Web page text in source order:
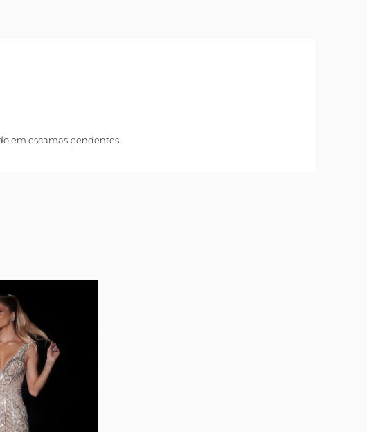
em escamas pendentes.